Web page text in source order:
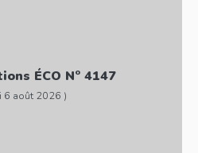
ÉCO N° 4147
6 août 2026 )